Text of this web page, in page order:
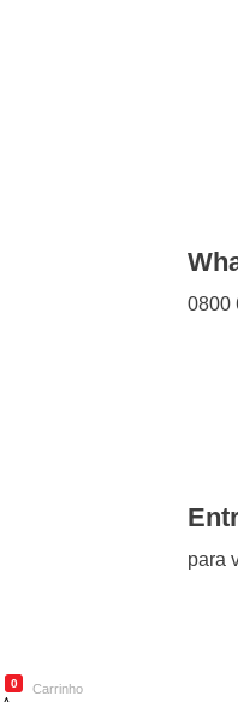
0800
para
0 Carrinho